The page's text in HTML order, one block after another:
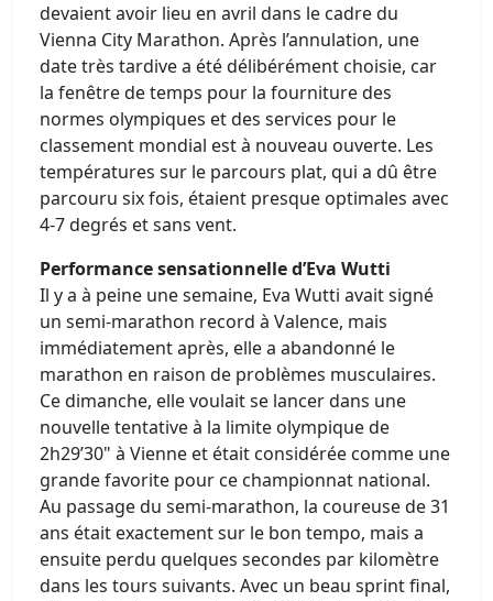
devaient avoir lieu en avril dans le cadre du
Vienna City Marathon. Après l’annulation, une
date très tardive a été délibérément choisie, car
la fenêtre de temps pour la fourniture des
normes olympiques et des services pour le
classement mondial est à nouveau ouverte. Les
températures sur le parcours plat, qui a dû être
parcouru six fois, étaient presque optimales avec
4-7 degrés et sans vent.
Performance sensationnelle d’Eva Wutti
Il y a à peine une semaine, Eva Wutti avait signé
un semi-marathon record à Valence, mais
immédiatement après, elle a abandonné le
marathon en raison de problèmes musculaires.
Ce dimanche, elle voulait se lancer dans une
nouvelle tentative à la limite olympique de
2h29’30" à Vienne et était considérée comme une
grande favorite pour ce championnat national.
Au passage du semi-marathon, la coureuse de 31
ans était exactement sur le bon tempo, mais a
ensuite perdu quelques secondes par kilomètre
dans les tours suivants. Avec un beau sprint final,